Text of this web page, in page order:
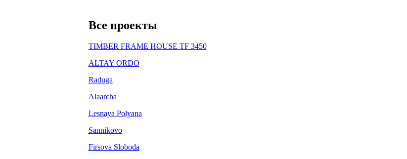
Все проекты
TIMBER FRAME HOUSE TF 3450
ALTAY ORDO
Raduga
Alaarcha
Lesnaya Polyana
Sannikovo
Firsova Sloboda